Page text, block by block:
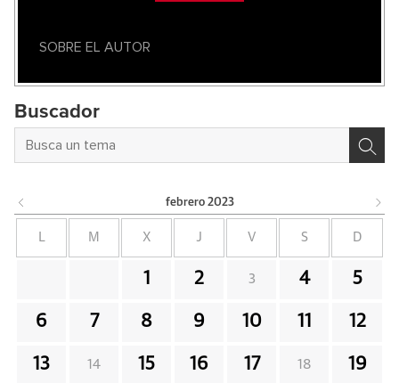
SOBRE EL AUTOR
Buscador
febrero 2023
M X J V S D
1 2 3 4 5
6 7 8 9 10 11 12
13 14 15 16 17 18 19